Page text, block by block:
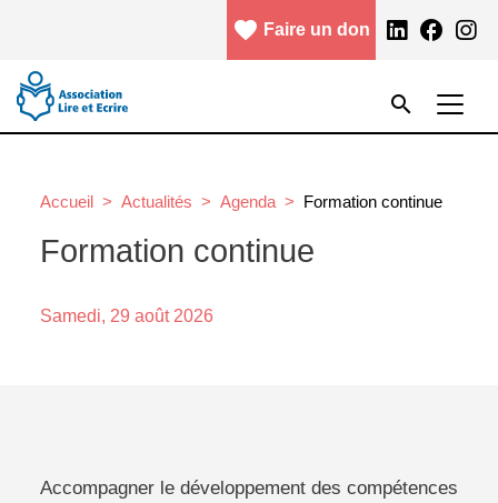
Menu header
favorite Faire un don facebook
search
Rechercher
Rechercher
Accueil Actualités Agenda Formation continue
Formation continue
Samedi, 29 août 2026
Accompagner le développement des compétences